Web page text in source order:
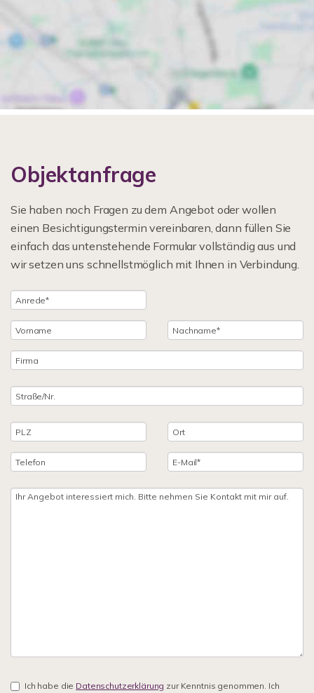
Objektanfrage
Sie haben noch Fragen zu dem Angebot oder wollen
einen Besichtigungstermin vereinbaren, dann füllen Sie
einfach das untenstehende Formular vollständig aus und
wir setzen uns schnellstmöglich mit Ihnen in Verbindung.
Ich habe die Datenschutzerklärung zur Kenntnis genommen. Ich